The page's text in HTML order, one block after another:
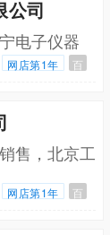
公司
电子仪器
网店第1年 百
售，北京工
网店第1年 百